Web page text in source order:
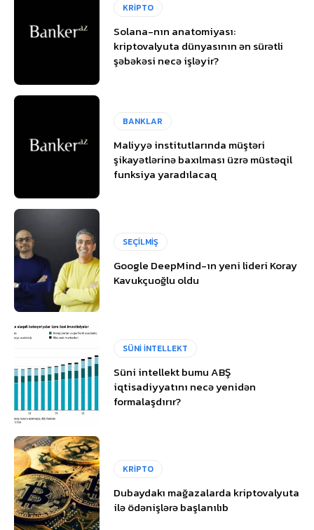
KRİPTO
Solana-nın anatomiyası:
kriptovalyuta dünyasının ən sürətli
şəbəkəsi necə işləyir?
BANKLAR
Maliyyə institutlarında müştəri
şikayətlərinə baxılması üzrə müstəqil
funksiya yaradılacaq
SEÇİLMİŞ
Google DeepMind-ın yeni lideri Koray
Kavukçuoğlu oldu
SÜNİ İNTELLEKT
Süni intellekt bumu ABŞ
iqtisadiyyatını necə yenidən
formalaşdırır?
KRİPTO
Dubaydakı mağazalarda kriptovalyuta
ilə ödənişlərə başlanılıb